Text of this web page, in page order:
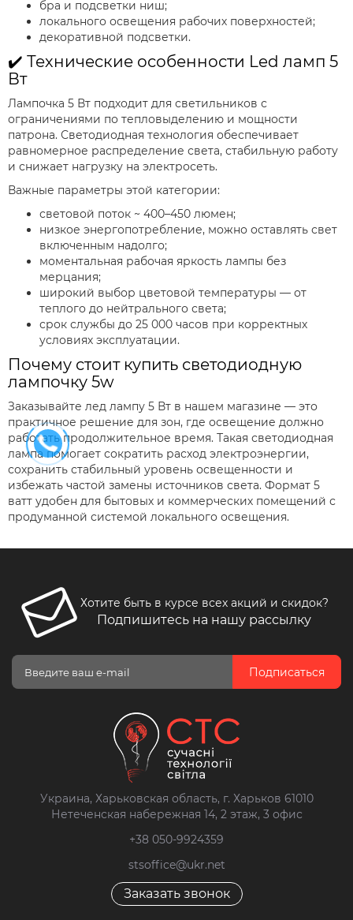
бра и подсветки ниш;
локального освещения рабочих поверхностей;
декоративной подсветки.
✔️ Технические особенности Led ламп 5
Вт
Лампочка 5 Вт подходит для светильников с
ограничениями по тепловыделению и мощности
патрона. Светодиодная технология обеспечивает
равномерное распределение света, стабильную работу
и снижает нагрузку на электросеть.
Важные параметры этой категории:
световой поток ~ 400–450 люмен;
низкое энергопотребление, можно оставлять свет
включенным надолго;
моментальная рабочая яркость лампы без
мерцания;
широкий выбор цветовой температуры — от
теплого до нейтрального света;
срок службы до 25 000 часов при корректных
условиях эксплуатации.
Почему стоит купить светодиодную
лампочку 5w
Заказывайте лед лампу 5 Вт в нашем магазине — это
практичное решение для зон, где освещение должно
работать продолжительное время. Такая светодиодная
лампа помогает сократить расход электроэнергии,
сохранить стабильный уровень освещенности и
избежать частой замены источников света. Формат 5
ватт удобен для бытовых и коммерческих помещений с
продуманной системой локального освещения.
Хотите быть в курсе всех акций и скидок?
Подпишитесь на нашу рассылку
Подписаться
Украина, Харьковская область, г. Харьков 61010
Нетеченская набережная 14, 2 этаж, 3 офис
+38 050-9924359
stsoffice@ukr.net
Заказать звонок